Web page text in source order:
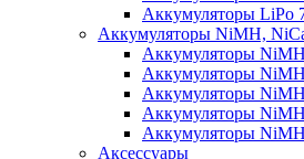
Аккумуляторы LiPo
Аккумуляторы NiMH,
Аккумуляторы
Аккумуляторы
Аккумуляторы
Аккумуляторы
Аккумуляторы
Аксессуары